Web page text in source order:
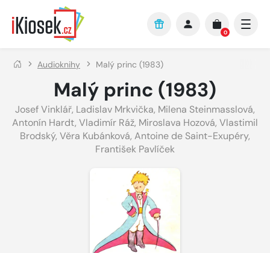
Přejít na hlavní obsah
0
Audioknihy Malý princ (1983)
Malý princ (1983)
Josef Vinklář, Ladislav Mrkvička, Milena Steinmasslová,
Antonín Hardt, Vladimír Ráž, Miroslava Hozová, Vlastimil
Brodský, Věra Kubánková, Antoine de Saint-Exupéry,
František Pavlíček